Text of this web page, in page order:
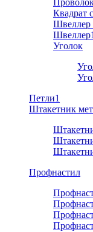
Квадрат
Швеллер
Швеллер
Уголок
Петли1
Штакетник
Профнастил